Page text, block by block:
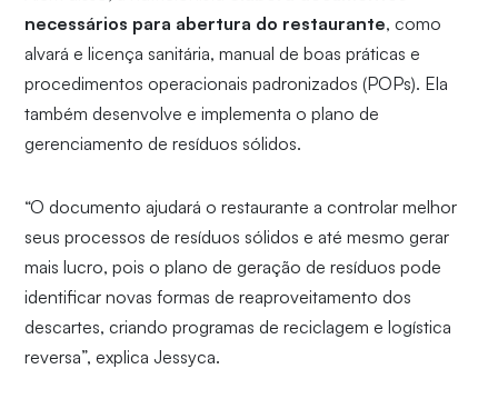
necessários para abertura do restaurante, como
alvará e licença sanitária, manual de boas práticas e
procedimentos operacionais padronizados (POPs). Ela
também desenvolve e implementa o plano de
gerenciamento de resíduos sólidos.
“O documento ajudará o restaurante a controlar melhor
seus processos de resíduos sólidos e até mesmo gerar
mais lucro, pois o plano de geração de resíduos pode
identificar novas formas de reaproveitamento dos
descartes, criando programas de reciclagem e logística
reversa”, explica Jessyca.